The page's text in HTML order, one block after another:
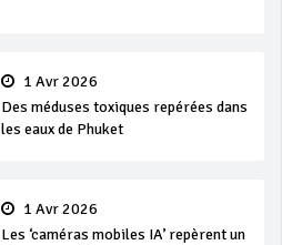
1 Avr 2026
Des méduses toxiques repérées dans
les eaux de Phuket
1 Avr 2026
Les ‘caméras mobiles IA’ repèrent un